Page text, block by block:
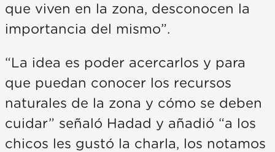
que viven en la zona, desconocen la
importancia del mismo”.
“La idea es poder acercarlos y para
que puedan conocer los recursos
naturales de la zona y cómo se deben
cuidar” señaló Hadad y añadió “a los
chicos les gustó la charla, los notamos